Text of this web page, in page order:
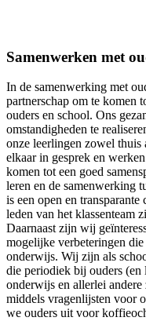
Samenwerken met
In de samenwerking met
partnerschap om te komen
ouders en school. Ons
omstandigheden te
onze leerlingen zowel thuis
elkaar in gesprek en
komen tot een goed
leren en de samenwerking
is een open en
leden van het klassenteam
Daarnaast zijn wij
mogelijke verbeteringen
onderwijs. Wij zijn als
die periodiek bij ouders
onderwijs en allerlei
middels vragenlijsten voor
we ouders uit voor